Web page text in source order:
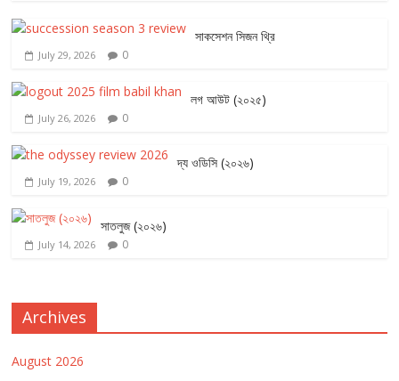
সাকসেশন সিজন থ্রি
July 29, 2026 0
লগ আউট (২০২৫)
July 26, 2026 0
দ্য ওডিসি (২০২৬)
July 19, 2026 0
সাতলুজ (২০২৬)
July 14, 2026 0
Archives
August 2026